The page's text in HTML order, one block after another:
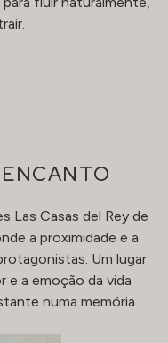
Las Casas del Rey de
a proximidade e a
Um lugar
e a emoção da vida
numa memória